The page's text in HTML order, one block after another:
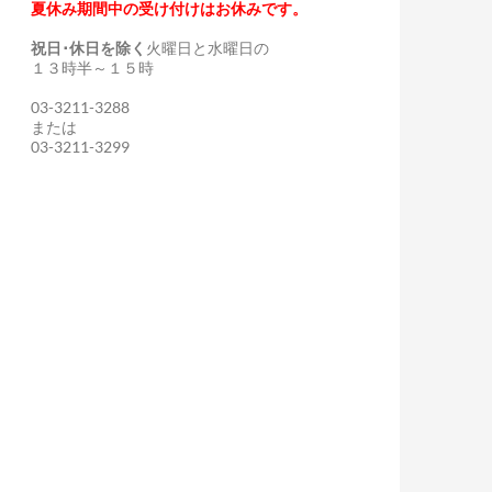
夏休み期間中の受け付けはお休みです。
祝日･休日を除く 火曜日と水曜日の
１３時半～１５時
03-3211-3288
または
03-3211-3299